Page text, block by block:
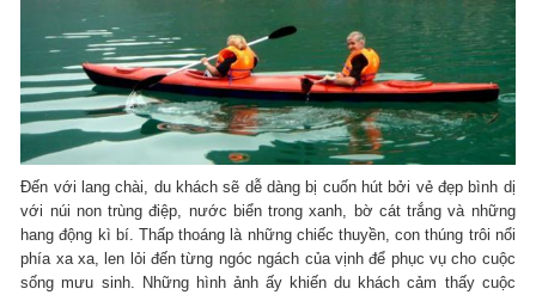
Đến với lang chài, du khách sẽ dễ dàng bị cuốn hút bởi vẻ đẹp bình dị
với núi non trùng điệp, nước biển trong xanh, bờ cát trắng và những
hang động kì bí. Thấp thoáng là những chiếc thuyền, con thúng trôi nổi
phía xa xa, len lỏi đến từng ngóc ngách của vịnh để phục vụ cho cuộc
sống mưu sinh. Những hình ảnh ấy khiến du khách cảm thấy cuộc